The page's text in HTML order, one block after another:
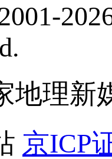
地理新
京ICP